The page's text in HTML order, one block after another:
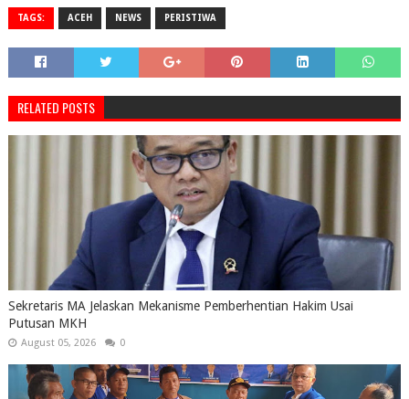
TAGS: ACEH NEWS PERISTIWA
RELATED POSTS
Sekretaris MA Jelaskan Mekanisme Pemberhentian Hakim Usai
Putusan MKH
August 05, 2026 0